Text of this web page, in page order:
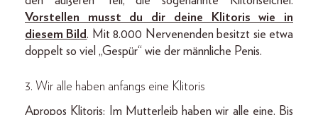
Vorstellen musst du dir deine Klitoris wie in
diesem Bild. Mit 8.000 Nervenenden besitzt sie etwa
doppelt so viel „Gespür“ wie der männliche Penis.
3. Wir alle haben anfangs eine Klitoris
Apropos Klitoris: Im Mutterleib haben wir alle eine. Bis